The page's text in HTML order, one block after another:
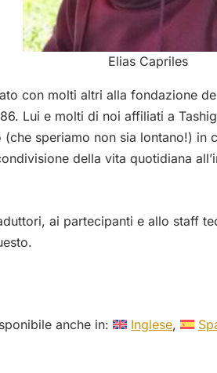
Elias Capriles
con molti altri alla fondazione
Lui e molti di noi affiliati a
(che speriamo non sia lontano!) in
della vita quotidiana
ai partecipanti e allo staff
anche in: Inglese